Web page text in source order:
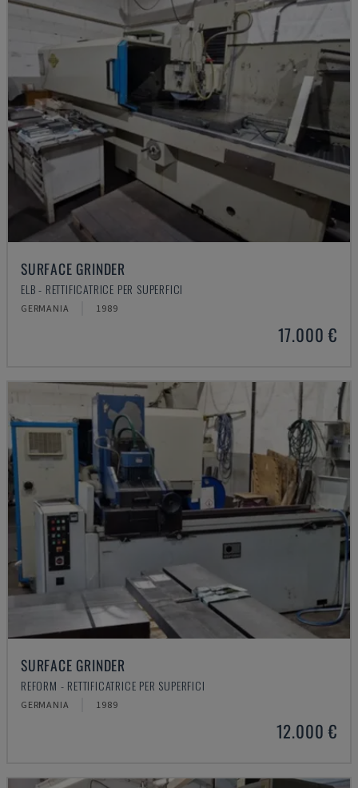
SURFACE GRINDER
ELB - RETTIFICATRICE PER SUPERFICI
GERMANIA 1989
17.000 €
SURFACE GRINDER
REFORM - RETTIFICATRICE PER SUPERFICI
GERMANIA 1989
12.000 €